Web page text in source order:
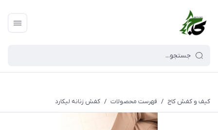
کیف و کفش کاج / فهرست محصولات / کفش زنانه لیکارد